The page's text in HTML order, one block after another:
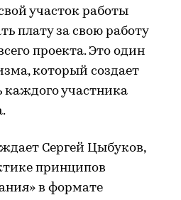
участок работы
плату за свою работу
проекта. Это один
который создает
каждого участника
Сергей Цыбуков,
принципов
в формате